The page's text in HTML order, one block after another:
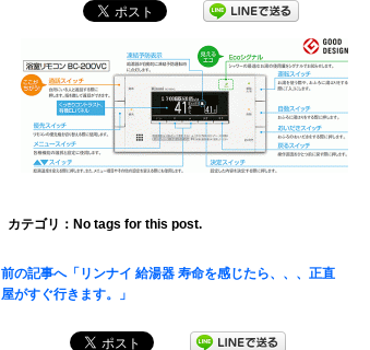
カテゴリ：No tags for this post.
前の記事へ「リンナイ 給湯器 寿命を感じたら、、、正直
屋がすぐ行きます。」